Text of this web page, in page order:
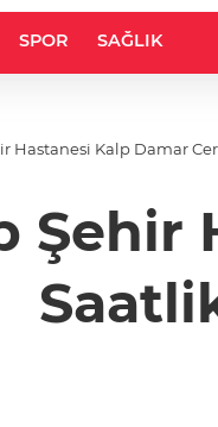
SPOR SAĞLIK
Hastanesi Kalp Damar
Şehir